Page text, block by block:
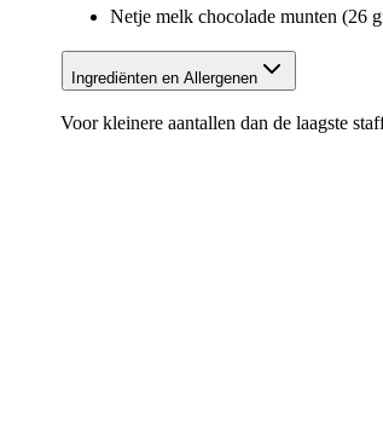
Netje melk chocolade munten (26
Ingrediënten en Allergenen
Voor kleinere aantallen dan de laagste